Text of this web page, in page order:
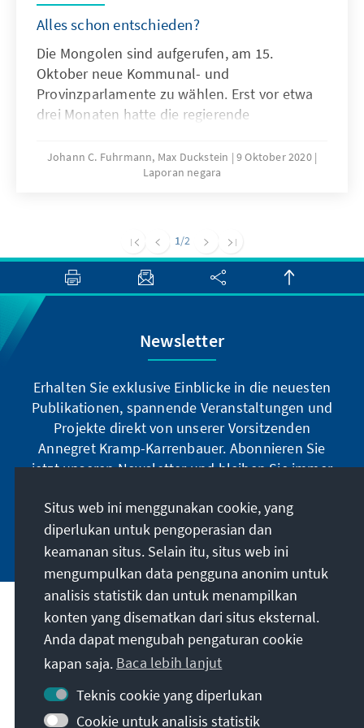
Alles schon entschieden?
Die Mongolen sind aufgerufen, am 15.
Oktober neue Kommunal- und
Provinzparlamente zu wählen. Erst vor etwa
drei Monaten hatte die regierende
Zweidrittelmehrheit im Parlament errungen.
Ein abermaliger Sieg der Regierungspartei ist
wichtiger Stimmungstest vor den
Präsidentschaftswahlen im kommenden Jahr.
Den politischen Hintergründen sowie den
Chancen der Oppositionsparteien widmet sich
dieser Länderbericht.
Johann C. Fuhrmann, Max Duckstein
9 Oktober 2020
Laporan negara
1/2
Newsletter
Erhalten Sie exklusive Einblicke in die neuesten
Publikationen, spannende Veranstaltungen und
Projekte direkt von unserer Vorsitzenden
Annegret Kramp-Karrenbauer. Abonnieren Sie
jetzt unseren Newsletter und bleiben Sie immer
Jetzt abonnieren
Misi kami
Kontak
Penawaran lebih lanjut dari yayasan
Situs web ini menggunakan cookie, yang
diperlukan untuk pengoperasian dan
keamanan situs. Selain itu, situs web ini
mengumpulkan data pengguna anonim untuk
analisis statistik dan untuk menampilkan
konten yang disematkan dari situs eksternal.
Anda dapat mengubah pengaturan cookie
kapan saja. Baca lebih lanjut
Teknis cookie yang diperlukan
Cookie untuk analisis statistik